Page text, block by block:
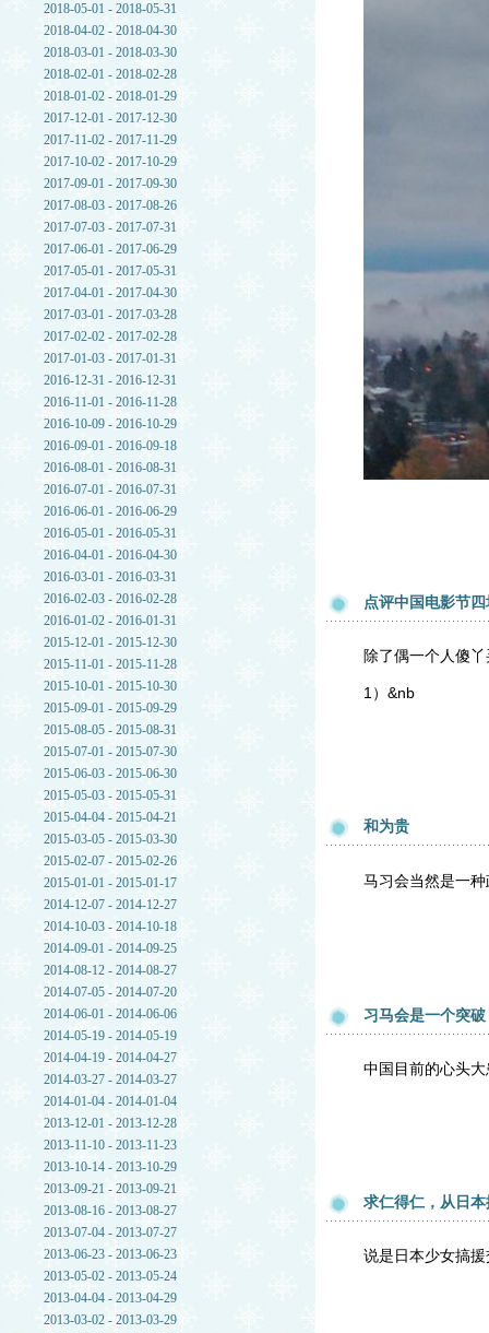
2018-05-01 - 2018-05-31
2018-04-02 - 2018-04-30
2018-03-01 - 2018-03-30
2018-02-01 - 2018-02-28
2018-01-02 - 2018-01-29
2017-12-01 - 2017-12-30
2017-11-02 - 2017-11-29
2017-10-02 - 2017-10-29
2017-09-01 - 2017-09-30
2017-08-03 - 2017-08-26
2017-07-03 - 2017-07-31
2017-06-01 - 2017-06-29
2017-05-01 - 2017-05-31
2017-04-01 - 2017-04-30
2017-03-01 - 2017-03-28
2017-02-02 - 2017-02-28
2017-01-03 - 2017-01-31
2016-12-31 - 2016-12-31
2016-11-01 - 2016-11-28
2016-10-09 - 2016-10-29
2016-09-01 - 2016-09-18
2016-08-01 - 2016-08-31
2016-07-01 - 2016-07-31
2016-06-01 - 2016-06-29
2016-05-01 - 2016-05-31
2016-04-01 - 2016-04-30
2016-03-01 - 2016-03-31
2016-02-03 - 2016-02-28
2016-01-02 - 2016-01-31
2015-12-01 - 2015-12-30
2015-11-01 - 2015-11-28
2015-10-01 - 2015-10-30
2015-09-01 - 2015-09-29
2015-08-05 - 2015-08-31
2015-07-01 - 2015-07-30
2015-06-03 - 2015-06-30
2015-05-03 - 2015-05-31
2015-04-04 - 2015-04-21
2015-03-05 - 2015-03-30
2015-02-07 - 2015-02-26
2015-01-01 - 2015-01-17
2014-12-07 - 2014-12-27
2014-10-03 - 2014-10-18
2014-09-01 - 2014-09-25
2014-08-12 - 2014-08-27
2014-07-05 - 2014-07-20
2014-06-01 - 2014-06-06
2014-05-19 - 2014-05-19
2014-04-19 - 2014-04-27
2014-03-27 - 2014-03-27
2014-01-04 - 2014-01-04
2013-12-01 - 2013-12-28
2013-11-10 - 2013-11-23
2013-10-14 - 2013-10-29
2013-09-21 - 2013-09-21
2013-08-16 - 2013-08-27
2013-07-04 - 2013-07-27
2013-06-23 - 2013-06-23
2013-05-02 - 2013-05-24
2013-04-04 - 2013-04-29
2013-03-02 - 2013-03-29
点评中国电影节
除了偶一个人傻
1） &nb
和为贵
马习会当然是一
习马会是一个突破
中国目前的心头
求仁得仁，从日
说是日本少女搞